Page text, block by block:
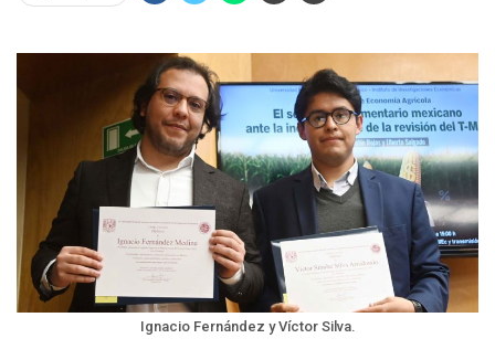
Ignacio Fernández y Víctor Silva.